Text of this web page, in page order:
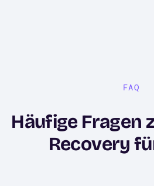
FAQ
Häufige Fragen
Recovery